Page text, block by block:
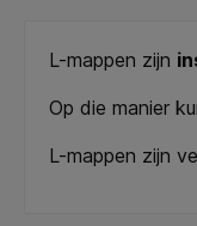
L-mappen zijn
Op die manier
L-mappen zijn